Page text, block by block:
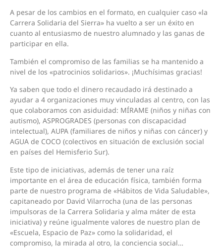
A pesar de los cambios en el formato, en cualquier caso «la
Carrera Solidaria del Sierra» ha vuelto a ser un éxito en
cuanto al entusiasmo de nuestro alumnado y las ganas de
participar en ella.
También el compromiso de las familias se ha mantenido a
nivel de los «patrocinios solidarios». ¡Muchísimas gracias!
Ya saben que todo el dinero recaudado irá destinado a
ayudar a 4 organizaciones muy vinculadas al centro, con las
que colaboramos con asiduidad: MÍRAME (niños y niñas con
autismo), ASPROGRADES (personas con discapacidad
intelectual), AUPA (familiares de niños y niñas con cáncer) y
AGUA de COCO (colectivos en situación de exclusión social
en países del Hemisferio Sur).
Este tipo de iniciativas, además de tener una raíz
importante en el área de educación física, también forma
parte de nuestro programa de «Hábitos de Vida Saludable»,
capitaneado por David Vilarrocha (una de las personas
impulsoras de la Carrera Solidaria y alma máter de esta
iniciativa) y reúne igualmente valores de nuestro plan de
«Escuela, Espacio de Paz» como la solidaridad, el
compromiso, la mirada al otro, la conciencia social…